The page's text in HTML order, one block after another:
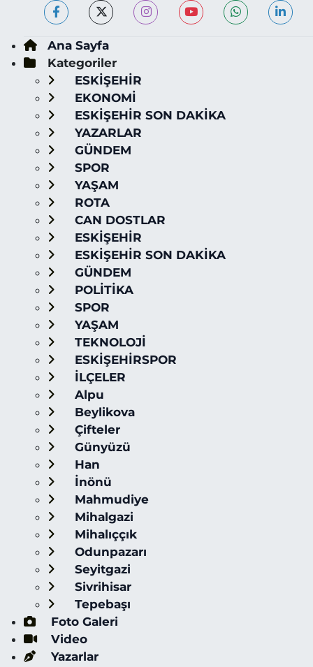
Ana Sayfa
Kategoriler
ESKİŞEHİR
EKONOMİ
ESKİŞEHİR SON DAKİKA
YAZARLAR
GÜNDEM
SPOR
YAŞAM
ROTA
CAN DOSTLAR
ESKİŞEHİR
ESKİŞEHİR SON DAKİKA
GÜNDEM
POLİTİKA
SPOR
YAŞAM
TEKNOLOJİ
ESKİŞEHİRSPOR
İLÇELER
Alpu
Beylikova
Çifteler
Günyüzü
Han
İnönü
Mahmudiye
Mihalgazi
Mihalıççık
Odunpazarı
Seyitgazi
Sivrihisar
Tepebaşı
Foto Galeri
Video
Yazarlar